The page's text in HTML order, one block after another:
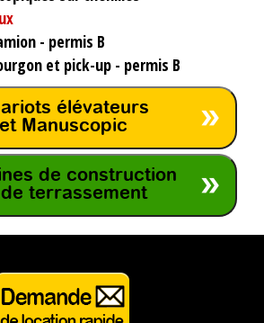
- permis B
et pick-up - permis B
élévateurs
et Manuscopic
de construction
terrassement